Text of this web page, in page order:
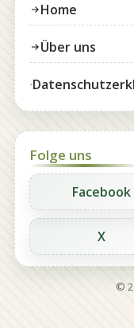
Home
Über uns
Folge uns
Facebook
X
©